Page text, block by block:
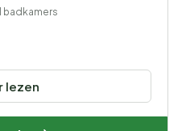
badkamers
lezen